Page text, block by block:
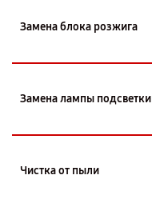
Замена блока розжига
Замена лампы подсветки
Чистка от пыли